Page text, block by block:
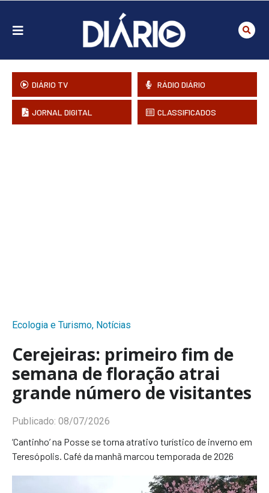
DIÁRIO TV RÁDIO DIÁRIO
JORNAL DIGITAL CLASSIFICADOS
Ecologia e Turismo, Notícias
Cerejeiras: primeiro fim de
semana de floração atrai
grande número de visitantes
Publicado: 08/07/2026
‘Cantinho’ na Posse se torna atrativo turístico de inverno em
Teresópolis. Café da manhã marcou temporada de 2026